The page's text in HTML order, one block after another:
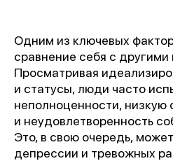
Одним из ключевых
сравнение себя с другими
Просматривая
и статусы, люди часто
неполноценности, низкую
и неудовлетворенность
Это, в свою очередь,
депрессии и тревожных